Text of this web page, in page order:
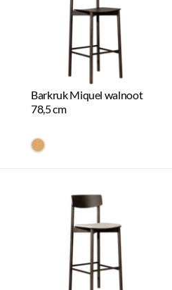
Barkruk Miquel walnoot
78,5 cm
#dca96a